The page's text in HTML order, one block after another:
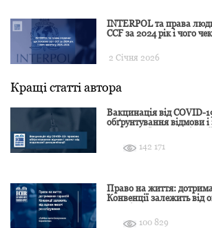
INTERPOL та права
CCF за 2024 рік і чого
2 Січня 2026
Кращі статті автора
Вакцинація від COVID-
обґрунтування відмови і
142 171
Право на життя:
Конвенції залежить від
100 829